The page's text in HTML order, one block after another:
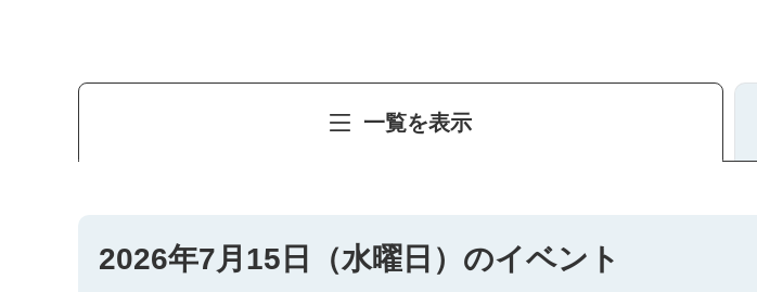
一覧を表示
2026年7月15日（水曜日）のイベント